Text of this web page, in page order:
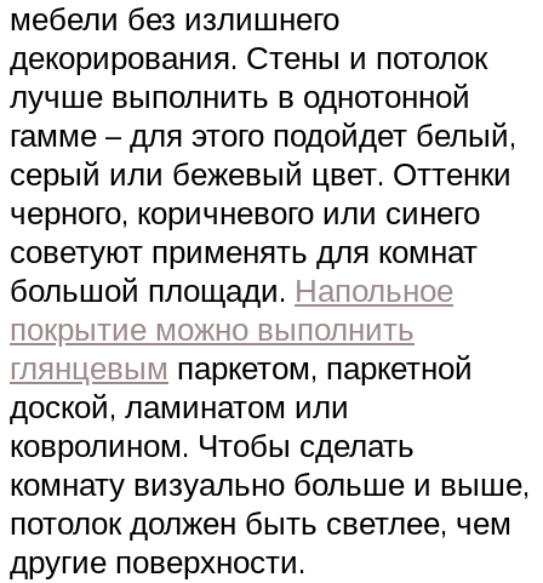
мебели без излишнего
декорирования. Стены и потолок
лучше выполнить в однотонной
гамме – для этого подойдет белый,
серый или бежевый цвет. Оттенки
черного, коричневого или синего
советуют применять для комнат
большой площади. Напольное
покрытие можно выполнить
глянцевым паркетом, паркетной
доской, ламинатом или
ковролином. Чтобы сделать
комнату визуально больше и выше,
потолок должен быть светлее, чем
другие поверхности.